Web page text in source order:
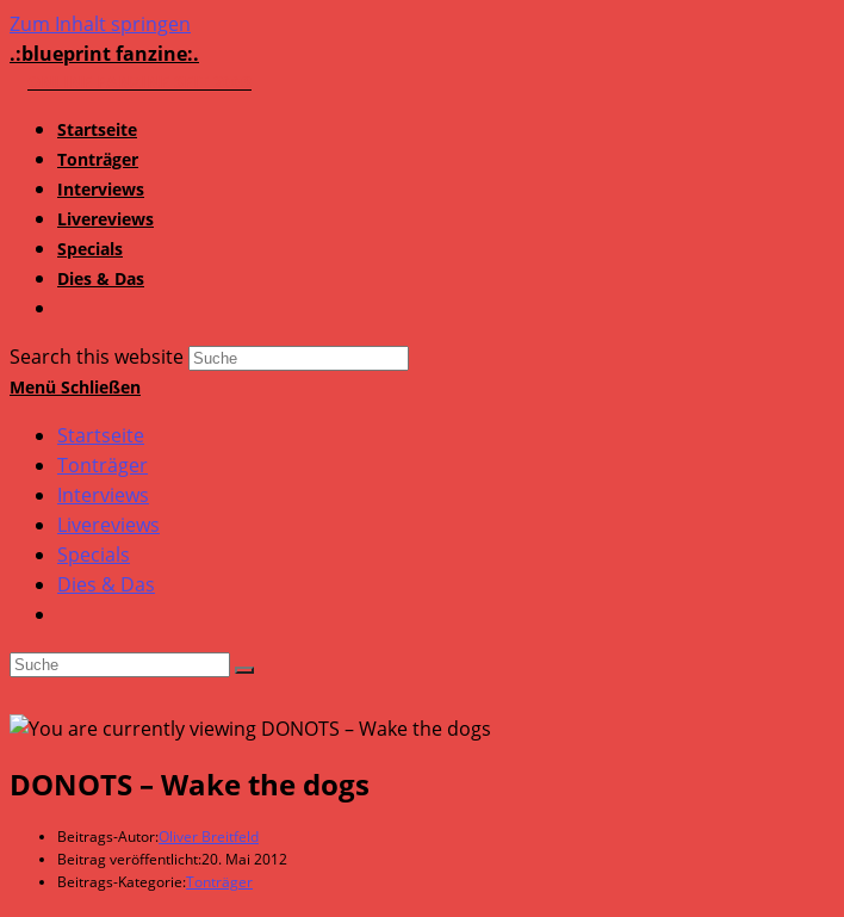
Zum Inhalt springen
.:blueprint fanzine:.
Startseite
Tonträger
Interviews
Livereviews
Specials
Dies & Das
Search this website
Menü Schließen
Startseite
Tonträger
Interviews
Livereviews
Specials
Dies & Das
DONOTS – Wake the dogs
Beitrags-Autor:Oliver Breitfeld
Beitrag veröffentlicht:20. Mai 2012
Beitrags-Kategorie:Tonträger